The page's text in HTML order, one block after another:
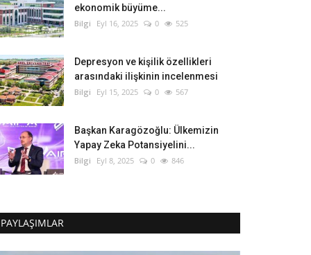
ekonomik büyüme...
Bilgi Eyl 16, 2025 0 525
Depresyon ve kişilik özellikleri
arasındaki ilişkinin incelenmesi
Bilgi Eyl 15, 2025 0 567
Başkan Karagözoğlu: Ülkemizin
Yapay Zeka Potansiyelini...
Bilgi Eyl 8, 2025 0 846
PAYLAŞIMLAR